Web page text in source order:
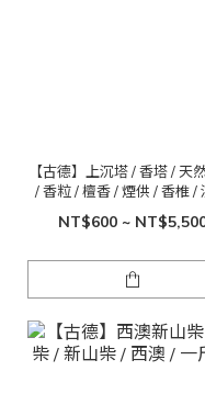
【古德】上沉塔 / 香塔 / 天
/ 香粒 / 檀香 / 煙供 / 香椎 /
NT$600 ~